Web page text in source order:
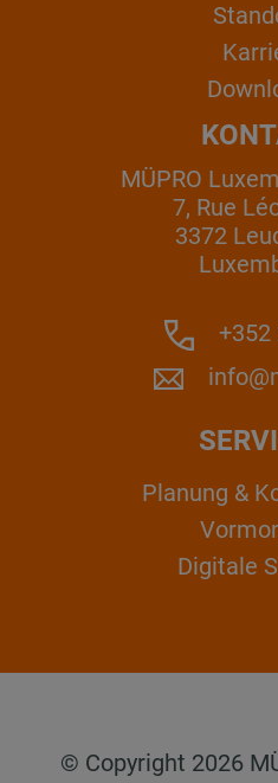
MÜPRO
7, Rue
3372
+352
Planung &
Digitale
© Copyright 2026